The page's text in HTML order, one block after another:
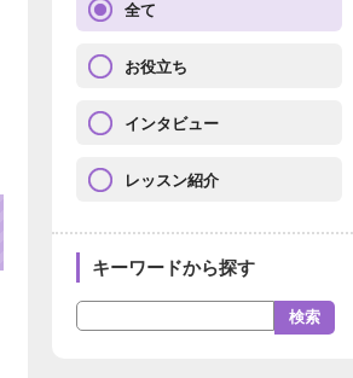
全て
お役立ち
インタビュー
レッスン紹介
キーワードから探す